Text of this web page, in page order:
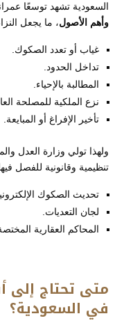
السعودية تشهد توسعًا
وأهم الأصول، ما يجعل
غياب أو تعدد الصكوك.
تداخل الحدود.
المطالبة بالإحياء.
نزع الملكية للمصلحة
تأخير الإفراغ أو المبايعة.
ولهذا تولي وزارة العدل
تنظيمية وقانونية للفصل
تحديث الصكوك
لجان التعديات.
المحاكم العقارية
متى تحتاج
في السعودية؟